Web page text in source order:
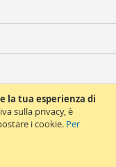
la tua esperienza di
sulla privacy, è
i cookie. Per
| Partita iva e CF